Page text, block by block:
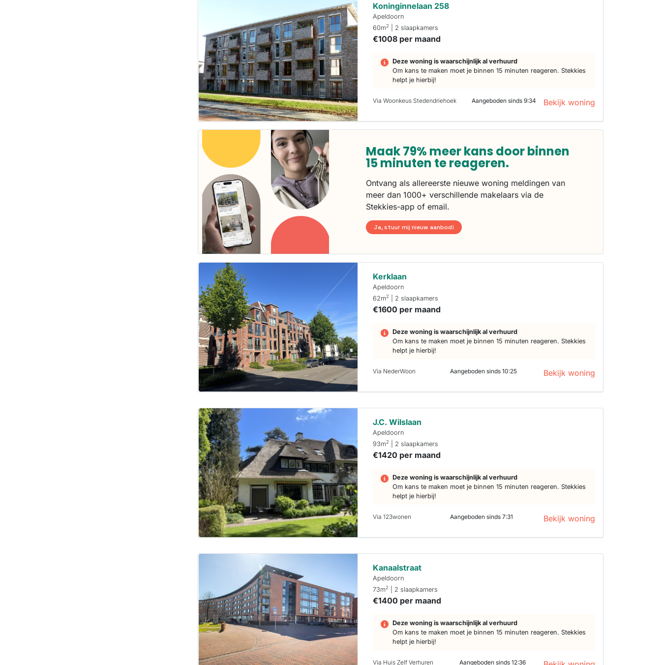
Koninginnelaan 258
Apeldoorn
60m2 | 2 slaapkamers
€1008 per maand
Deze woning is waarschijnlijk al verhuurd
Om kans te maken moet je binnen 15 minuten reageren. Stekkies
helpt je hierbij!
Via Woonkeus Stedendriehoek Aangeboden sinds 9:34 Bekijk woning
Maak 79% meer kans door binnen
15 minuten te reageren.
Ontvang als allereerste nieuwe woning meldingen van
meer dan 1000+ verschillende makelaars via de
Stekkies-app of email.
Ja, stuur mij nieuw aanbod!
Kerklaan
Apeldoorn
62m2 | 2 slaapkamers
€1600 per maand
Deze woning is waarschijnlijk al verhuurd
Om kans te maken moet je binnen 15 minuten reageren. Stekkies
helpt je hierbij!
Via NederWoon Aangeboden sinds 10:25 Bekijk woning
J.C. Wilslaan
Apeldoorn
93m2 | 2 slaapkamers
€1420 per maand
Deze woning is waarschijnlijk al verhuurd
Om kans te maken moet je binnen 15 minuten reageren. Stekkies
helpt je hierbij!
Via 123wonen Aangeboden sinds 7:31 Bekijk woning
Kanaalstraat
Apeldoorn
73m2 | 2 slaapkamers
€1400 per maand
Deze woning is waarschijnlijk al verhuurd
Om kans te maken moet je binnen 15 minuten reageren. Stekkies
helpt je hierbij!
Via Huis Zelf Verhuren Aangeboden sinds 12:36